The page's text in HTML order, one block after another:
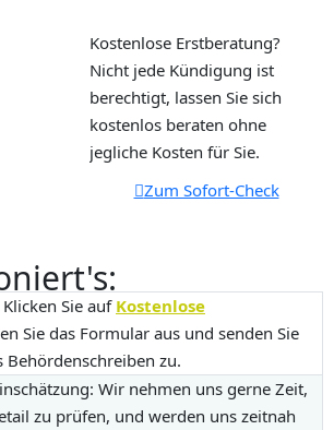
Kostenlose Erstberatung?
Nicht jede Kündigung ist
berechtigt, lassen Sie sich
kostenlos beraten ohne
jegliche Kosten für Sie.
Zum Sofort-Check
Klicken Sie auf Kostenlose
Sie das Formular aus und senden Sie
zu.
Wir nehmen uns gerne Zeit,
zu prüfen, und werden uns zeitnah